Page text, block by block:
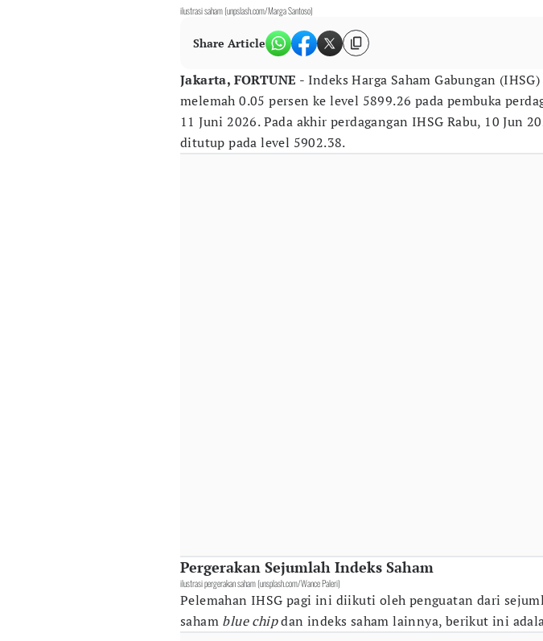
ilustrasi saham (unpslash.com/Marga Santoso)
Share Article
Jakarta, FORTUNE - Indeks Harga Saham Gabungan
melemah 0.05 persen ke level 5899.26 pada pembuka
11 Juni 2026. Pada akhir perdagangan IHSG Rabu, 10 Jun
ditutup pada level 5902.38.
Pergerakan Sejumlah Indeks Saham
ilustrasi pergerakan saham (unsplash.com/Wance Paleri)
Pelemahan IHSG pagi ini diikuti oleh penguatan dari
saham blue chipdan indeks saham lainnya, berikut ini